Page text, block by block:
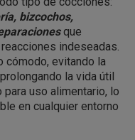
bizcochos,
que
indeseadas.
cómodo, evitando la
la vida útil
uso alimentario, lo
en cualquier entorno